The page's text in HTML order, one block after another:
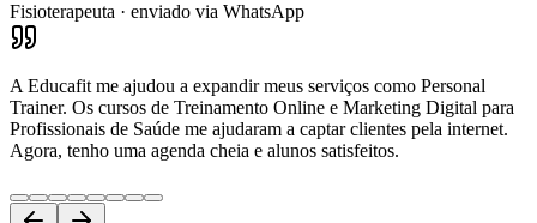
Fisioterapeuta · enviado via WhatsApp
A Educafit me ajudou a expandir meus serviços como Personal
Trainer. Os cursos de Treinamento Online e Marketing Digital para
Profissionais de Saúde me ajudaram a captar clientes pela internet.
Agora, tenho uma agenda cheia e alunos satisfeitos.